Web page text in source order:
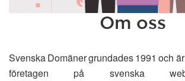
Om oss
Svenska Domäner grundades 1991 och
företagen på svenska